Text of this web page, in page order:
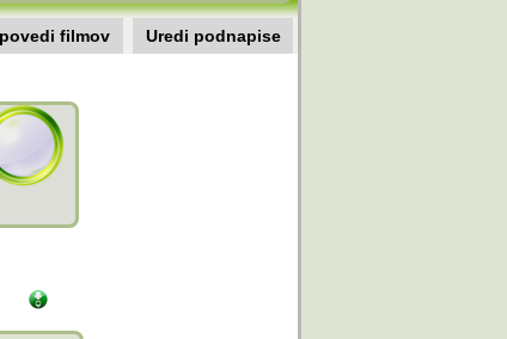
filmov Uredi podnapise